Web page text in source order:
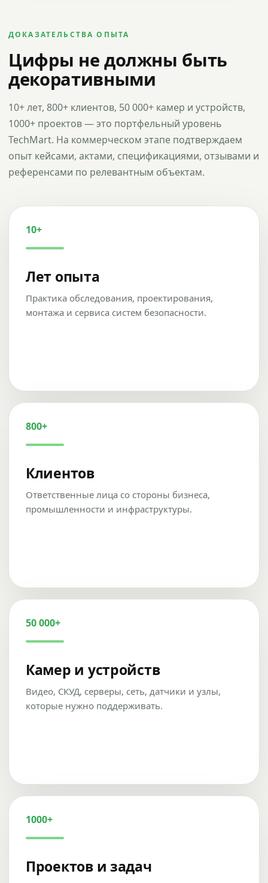
ДОКАЗАТЕЛЬСТВА ОПЫТА
Цифры не должны быть
декоративными
10+ лет, 800+ клиентов, 50 000+ камер и устройств,
1000+ проектов — это портфельный уровень
TechMart. На коммерческом этапе подтверждаем
опыт кейсами, актами, спецификациями, отзывами и
референсами по релевантным объектам.
10+
Лет опыта
Практика обследования, проектирования,
монтажа и сервиса систем безопасности.
800+
Клиентов
Ответственные лица со стороны бизнеса,
промышленности и инфраструктуры.
50 000+
Камер и устройств
Видео, СКУД, серверы, сеть, датчики и узлы,
которые нужно поддерживать.
1000+
Проектов и задач